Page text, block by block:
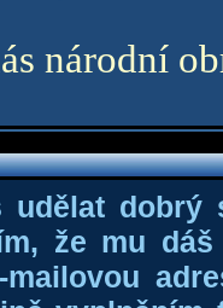
národní
udělat dobrý
že mu